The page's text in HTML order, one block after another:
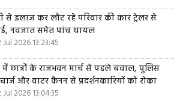
से इलाज कर लौट रहे परिवार की कार ट्रेलर से
नवजात समेत पांच घायल
Jul 2026 13:23:45
में छात्रों के राजभवन मार्च से पहले बवाल, पुलिस
और वाटर कैनन से प्रदर्शनकारियों को रोका
Jul 2026 13:04:35